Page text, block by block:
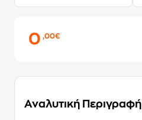
0,00€
Αναλυτική Περιγραφή